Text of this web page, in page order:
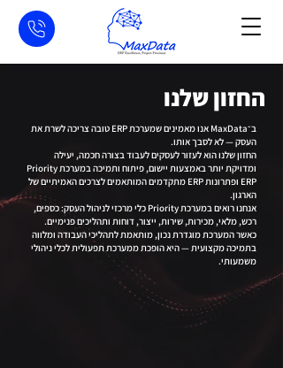
החזון שלנו
ב־MaxData אנו מאמינים שמערכת ERP טובה צריכה לשרת את
העסק — לא לסבך אותו.
החזון שלנו הוא לעזור לעסקים לעבוד בצורה חכמה, יעילה
ומדויקת יותר באמצעות יישום, פיתוח ותמיכה במערכת Priority
ERP ופתרונות ERP מתקדמים המותאמים לצרכים האמיתיים של
הארגון.
אנחנו רואים במערכת Priority כלי מרכזי לניהול העסק: כספים,
רכש, מלאי, מכירות, שירות, ייצור, דוחות ותהליכים פנימיים.
כאשר המערכת מוגדרת נכון, מותאמת לתהליכי העבודה ומלווה
בתמיכה מקצועית — היא הופכת ממערכת תפעולית לכלי ניהולי
משמעותי.